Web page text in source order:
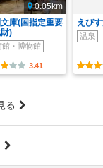
0.05km
庫(国指定重要
)
館・博物館
3.41
えび
温泉
る